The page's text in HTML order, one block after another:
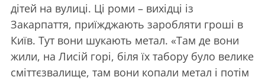
дітей на вулиці. Ці роми – вихідці із
Закарпаття, приїжджають заробляти гроші в
Київ. Тут вони шукають метал. «Там де вони
жили, на Лисій горі, біля їх табору було велике
сміттєзвалище, там вони копали метал і потім